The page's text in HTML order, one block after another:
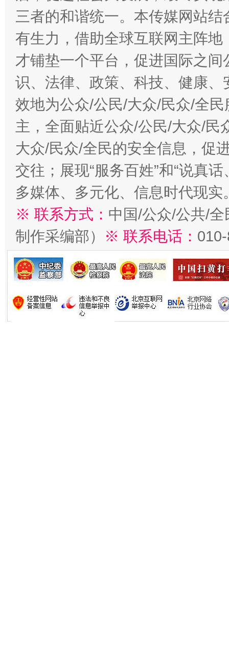
三者的和谐统一。本传媒网站
有生力，借助全球互联网主阵
才铺垫一个平台，促进国际之
识、法律、政策、科技、健康
效地为公众/公民/大众/民众/全
主，全面贴近公众/公民/大众/民
大众/民众/全民的安全信息，促
交往；展现“服务百姓”和“说真
多媒体、多元化、信息时代现实
※ 联系方式： 中国/公众/公共/
制作采编部）
※ 联系电话：